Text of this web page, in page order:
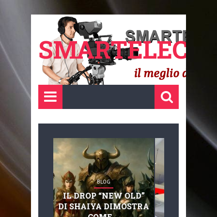
BLOG
IL DROP “NEW OLD”
DI SHAIYA DIMOSTRA